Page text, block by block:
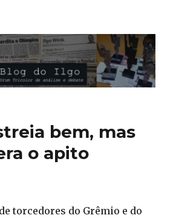
Wink
bem, mas
o apito
torcedores do Grêmio e do